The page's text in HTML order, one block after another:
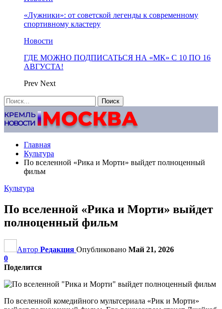
«Лужники»: от советской легенды к современному
спортивному кластеру
Новости
ГДЕ МОЖНО ПОДПИСАТЬСЯ НА «МК» С 10 ПО 16
АВГУСТА!
Prev Next
Главная
Культура
По вселенной «Рика и Морти» выйдет полноценный
фильм
Культура
По вселенной «Рика и Морти» выйдет
полноценный фильм
Автор Редакция Опубликовано Май 21, 2026
0
Поделится
По вселенной комедийного мультсериала «Рик и Морти»